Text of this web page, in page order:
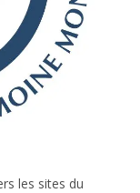
les sites du